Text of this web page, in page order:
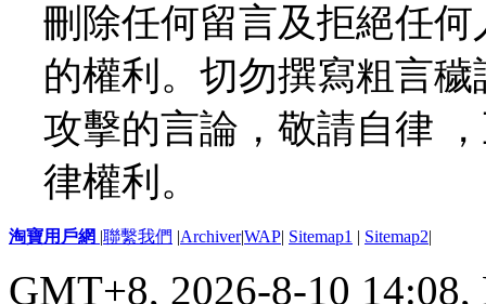
刪除任何留言及拒絕任
的權利。切勿撰寫粗言
攻擊的言論，敬請自律
律權利。
淘寶用戶網 |聯繫我們 |Archiver|WAP| Sitemap1 | Sitemap2|
GMT+8, 2026-8-10 14:08,